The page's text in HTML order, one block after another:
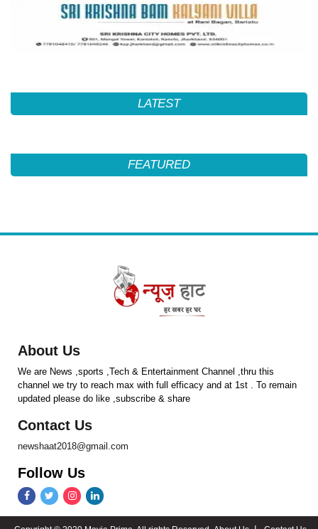
LATEST
FEATURED
About Us
We are News ,sports ,Tech & Entertainment Channel ,thru this
channel we try to reach max with full efficacy and at 1st . To remain
updated please do like ,subscribe & share
Contact Us
newshaat2018@gmail.com
Follow Us